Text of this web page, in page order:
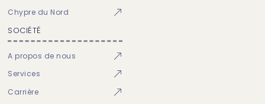
Chypre du Nord
SOCIÉTÉ
A propos de nous
Services
Carrière